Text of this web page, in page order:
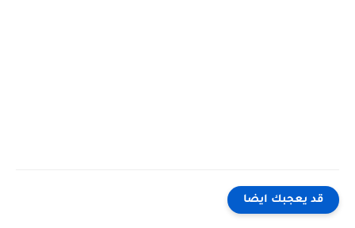
قد يعجبك ايضا